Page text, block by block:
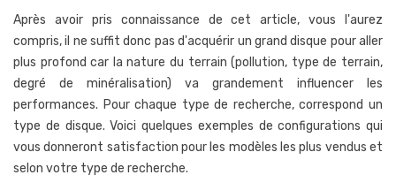
Après avoir pris connaissance de cet article, vous l'aurez
compris, il ne suffit donc pas d'acquérir un grand disque pour aller
plus profond car la nature du terrain (pollution, type de terrain,
degré de minéralisation) va grandement influencer les
performances. Pour chaque type de recherche, correspond un
type de disque. Voici quelques exemples de configurations qui
vous donneront satisfaction pour les modèles les plus vendus et
selon votre type de recherche.